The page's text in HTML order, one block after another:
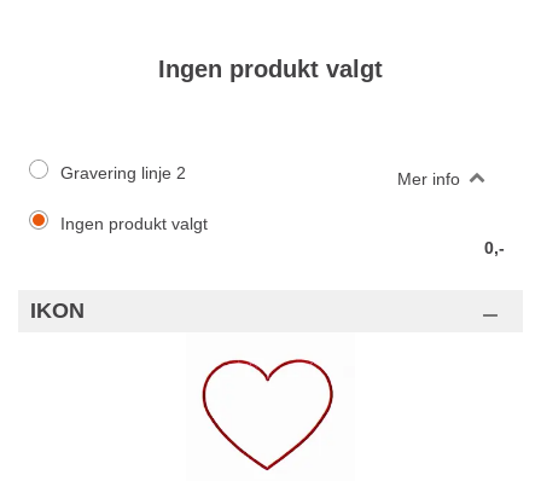
Ingen produkt valgt
Gravering linje 2 Mer info
Ingen produkt valgt
0,-
IKON